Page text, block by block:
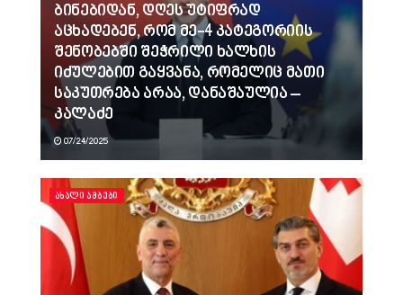
ბინებიდან, დღეს უტიფრად
აცხადებენ, რომ მე-4 კატეგორიის
შენობებში შეჭრილი ხალხის
იძულებით გაყვანა, რომელიც მათი
საკუთრება არაა, დანაშაულია –
კალაძე
07/24/2025
ᲐᲮᲐᲚᲘ ᲐᲛᲑᲔᲑᲘ